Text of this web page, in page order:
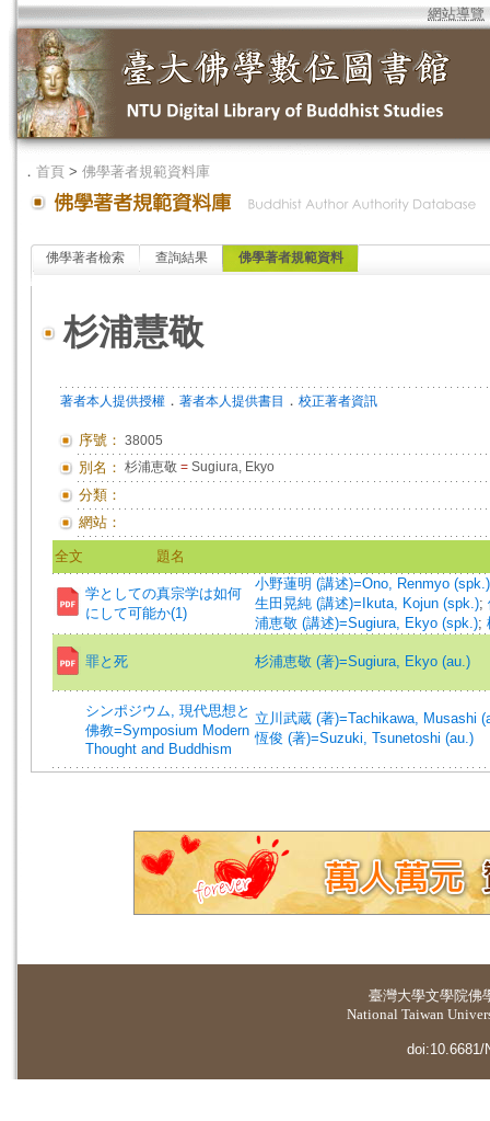
網站導覽
． 首頁 > 佛學著者規範資料庫
佛學著者檢索 查詢結果 佛學著者規範資料
杉浦慧敬
著者本人提供授權 ． 著者本人提供書目 ． 校正著者資訊
序號： 38005
別名： 杉浦恵敬 = Sugiura, Ekyo
分類：
網站：
全文 題名
学としての真宗学は如何
にして可能か(1)
小野蓮明 (講述)=Ono, Renmyo (spk.)
生田晃純 (講述)=Ikuta, Kojun (spk.);
浦恵敬 (講述)=Sugiura, Ekyo (spk.);
罪と死 杉浦恵敬 (著)=Sugiura, Ekyo (au.)
シンポジウム, 現代思想と
佛教=Symposium Modern
Thought and Buddhism
立川武蔵 (著)=Tachikawa, Musashi
恆俊 (著)=Suzuki, Tsunetoshi (au.)
臺灣大學文學院佛
National Taiwan
doi:10.6681/